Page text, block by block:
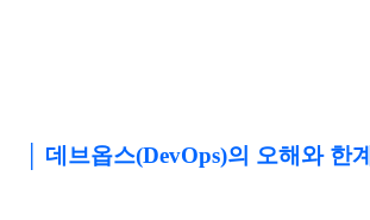
│ 데브옵스(DevOps)의 오해와 한계